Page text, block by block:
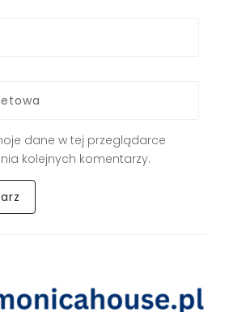
dane w tej przeglądarce
kolejnych komentarzy.